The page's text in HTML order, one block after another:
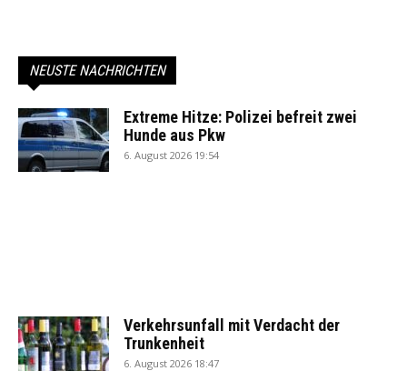
NEUSTE NACHRICHTEN
Extreme Hitze: Polizei befreit zwei
Hunde aus Pkw
6. August 2026 19:54
Verkehrsunfall mit Verdacht der
Trunkenheit
6. August 2026 18:47